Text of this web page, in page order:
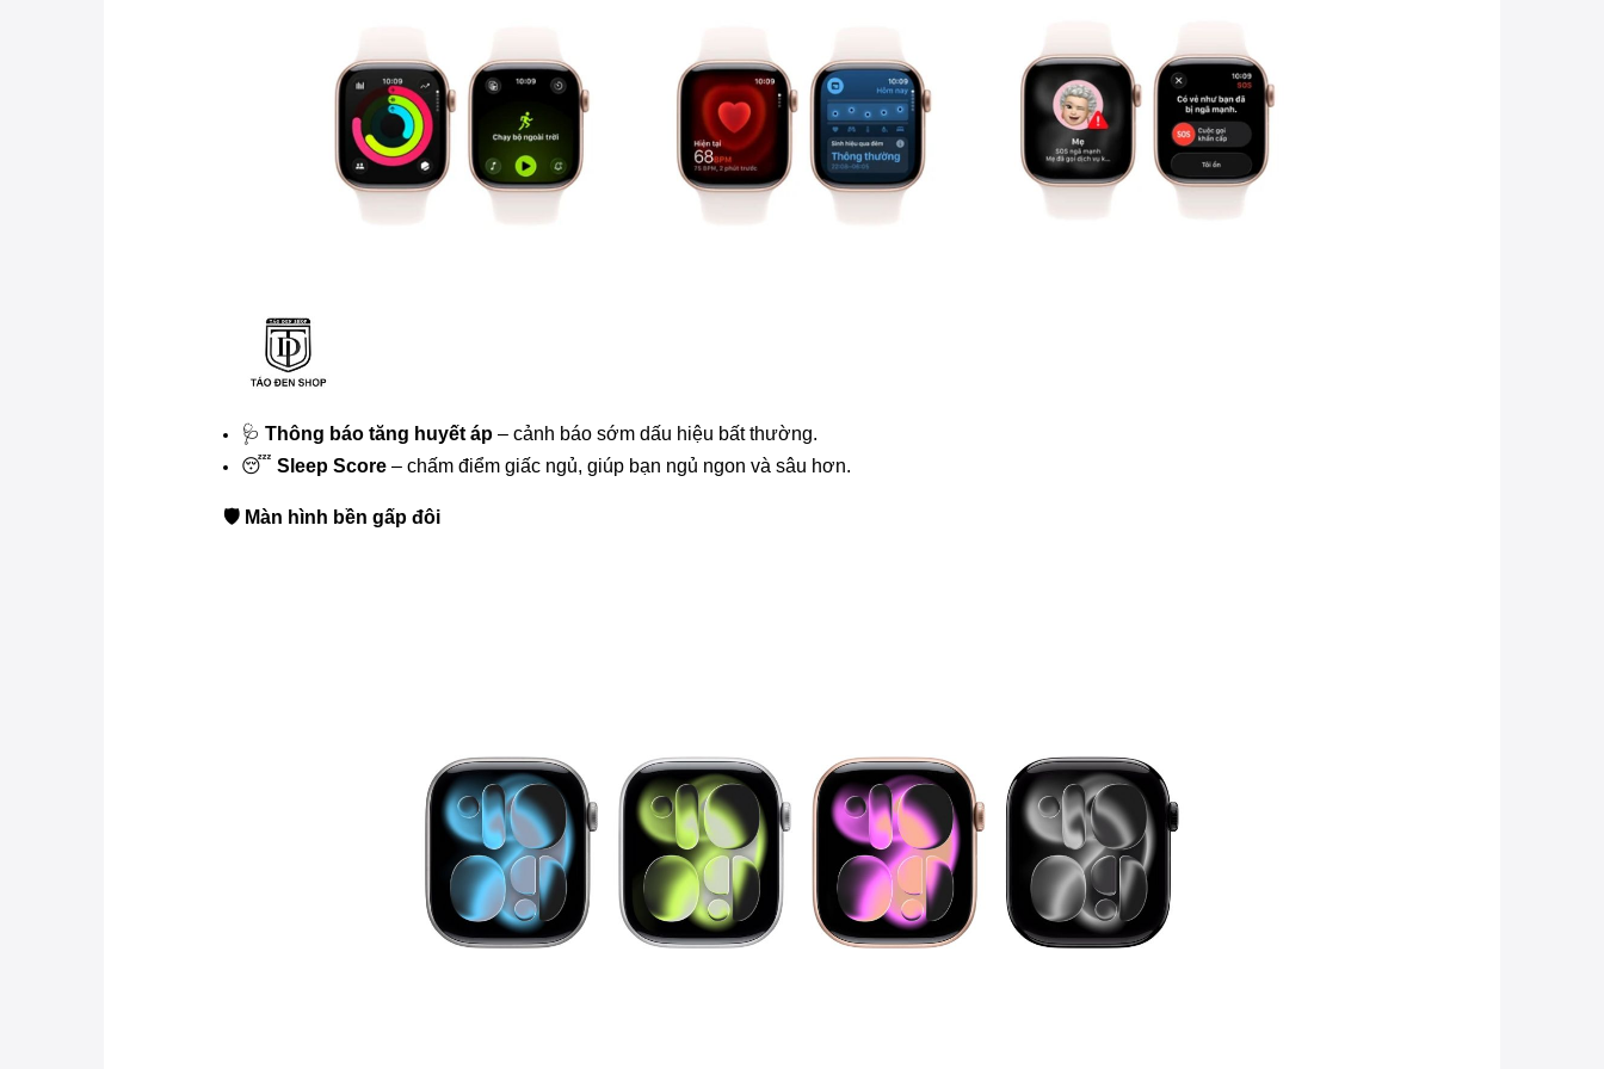
🩺 Thông báo tăng huyết áp – cảnh báo sớm dấu hiệu bất thường.
😴 Sleep Score – chấm điểm giấc ngủ, giúp bạn ngủ ngon và sâu hơn.
🛡️ Màn hình bền gấp đôi